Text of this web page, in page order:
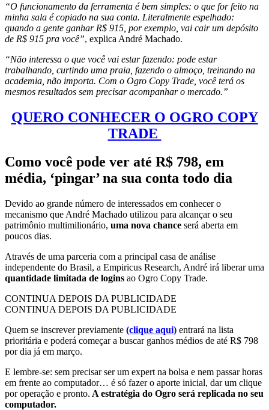
“O funcionamento da ferramenta é bem simples: o que for feito na
minha sala é copiado na sua conta. Literalmente espelhado:
quando a gente ganhar R$ 915, por exemplo, vai cair um depósito
de R$ 915 pra você”, explica André Machado.
“Não interessa o que você vai estar fazendo: pode estar
trabalhando, curtindo uma praia, fazendo o almoço, treinando na
academia, não importa. Com o Ogro Copy Trade, você terá os
mesmos resultados sem precisar acompanhar o mercado.”
QUERO CONHECER O OGRO COPY
TRADE
Como você pode ver até R$ 798, em
média, ‘pingar’ na sua conta todo dia
Devido ao grande número de interessados em conhecer o
mecanismo que André Machado utilizou para alcançar o seu
patrimônio multimilionário, uma nova chance será aberta em
poucos dias.
Através de uma parceria com a principal casa de análise
independente do Brasil, a Empiricus Research, André irá liberar uma
quantidade limitada de logins ao Ogro Copy Trade.
CONTINUA DEPOIS DA PUBLICIDADE
CONTINUA DEPOIS DA PUBLICIDADE
Quem se inscrever previamente (clique aqui) entrará na lista
prioritária e poderá começar a buscar ganhos médios de até R$ 798
por dia já em março.
E lembre-se: sem precisar ser um expert na bolsa e nem passar horas
em frente ao computador… é só fazer o aporte inicial, dar um clique
por operação e pronto. A estratégia do Ogro será replicada no seu
computador.